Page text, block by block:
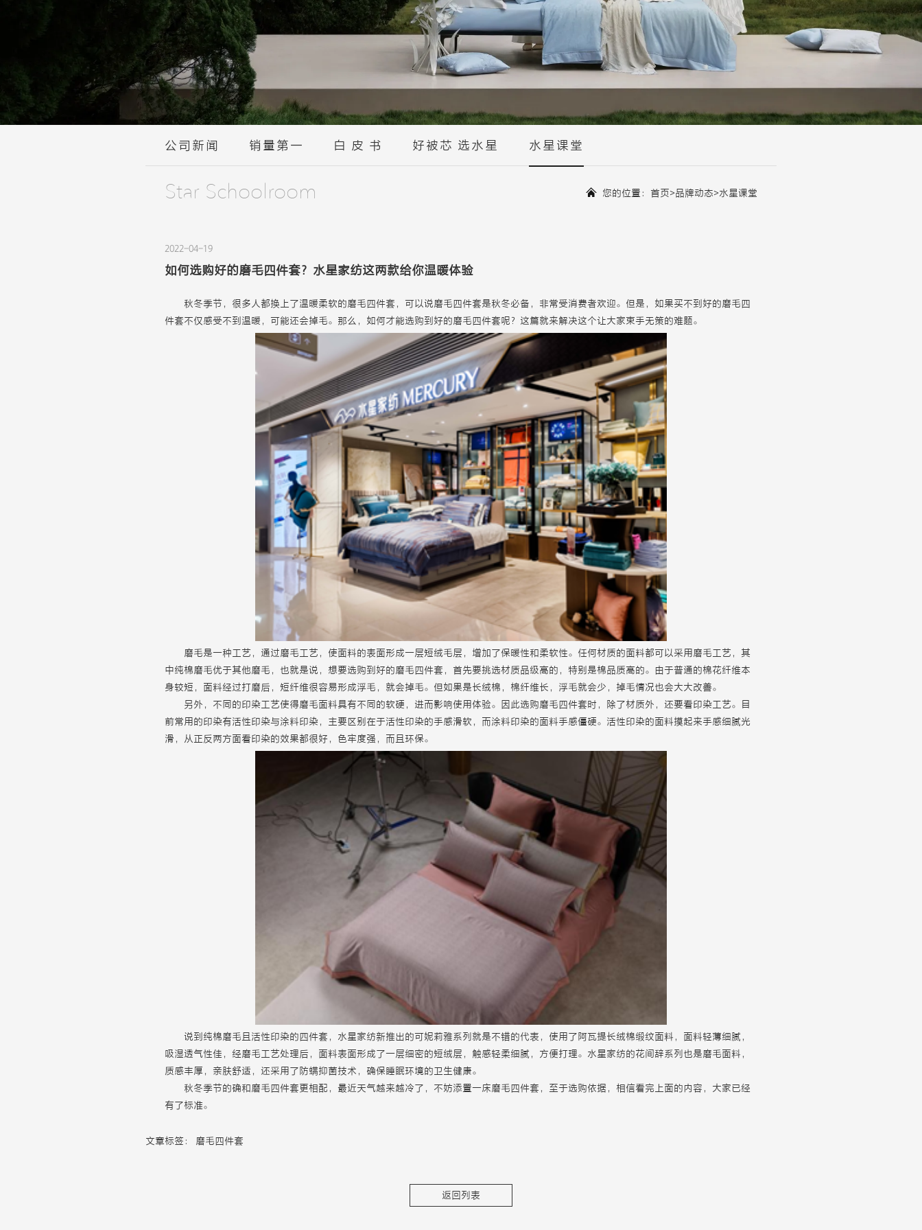
公司新闻 销量第一 白 皮 书 好被芯 选水星 水星课堂
您的位置： 首页 >品牌动态>水星课堂
Star Schoolroom
2022-04-19
如何选购好的磨毛四件套？水星家纺这两款给你温暖体验
秋冬季节，很多人都换上了温暖柔软的磨毛四件套，可以说磨毛四件套是秋冬必备，非常受消费者欢迎。但是，如果买不到好的磨毛四
件套不仅感受不到温暖，可能还会掉毛。那么，如何才能选购到好的磨毛四件套呢？这篇就来解决这个让大家束手无策的难题。
磨毛是一种工艺，通过磨毛工艺，使面料的表面形成一层短绒毛层，增加了保暖性和柔软性。任何材质的面料都可以采用磨毛工艺，其
中纯棉磨毛优于其他磨毛，也就是说，想要选购到好的磨毛四件套，首先要挑选材质品级高的，特别是棉品质高的。由于普通的棉花纤维本
身较短，面料经过打磨后，短纤维很容易形成浮毛，就会掉毛。但如果是长绒棉，棉纤维长，浮毛就会少，掉毛情况也会大大改善。
另外，不同的印染工艺使得磨毛面料具有不同的软硬，进而影响使用体验。因此选购磨毛四件套时，除了材质外，还要看印染工艺。目
前常用的印染有活性印染与涂料印染，主要区别在于活性印染的手感滑软，而涂料印染的面料手感僵硬。活性印染的面料摸起来手感细腻光
滑，从正反两方面看印染的效果都很好，色牢度强，而且环保。
说到纯棉磨毛且活性印染的四件套，水星家纺新推出的可妮莉雅系列就是不错的代表，使用了阿瓦提长绒棉缎纹面料，面料轻薄细腻，
吸湿透气性佳，经磨毛工艺处理后，面料表面形成了一层细密的短绒层，触感轻柔细腻，方便打理。水星家纺的花间辞系列也是磨毛面料，
质感丰厚，亲肤舒适，还采用了防螨抑菌技术，确保睡眠环境的卫生健康。
秋冬季节的确和磨毛四件套更相配，最近天气越来越冷了，不妨添置一床磨毛四件套，至于选购依据，相信看完上面的内容，大家已经
有了标准。
文章标签： 磨毛四件套
返回列表